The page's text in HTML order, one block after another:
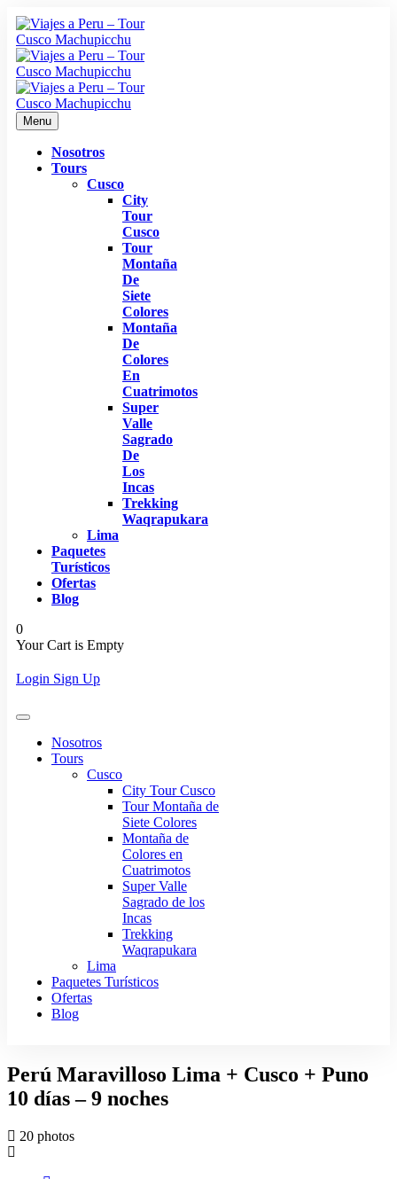
Menu
Nosotros
Tours
Cusco
City
Tour
Cusco
Tour
Montaña
De
Siete
Colores
Montaña
De
Colores
En
Cuatrimotos
Super
Valle
Sagrado
De
Los
Incas
Trekking
Waqrapukara
Lima
Paquetes
Turísticos
Ofertas
Blog
0
Your Cart is Empty
Login Sign Up
Nosotros
Tours
Cusco
City Tour Cusco
Tour Montaña de
Siete Colores
Montaña de
Colores en
Cuatrimotos
Super Valle
Sagrado de los
Incas
Trekking
Waqrapukara
Lima
Paquetes Turísticos
Ofertas
Blog
Perú Maravilloso Lima + Cusco + Puno
10 días – 9 noches
20 photos